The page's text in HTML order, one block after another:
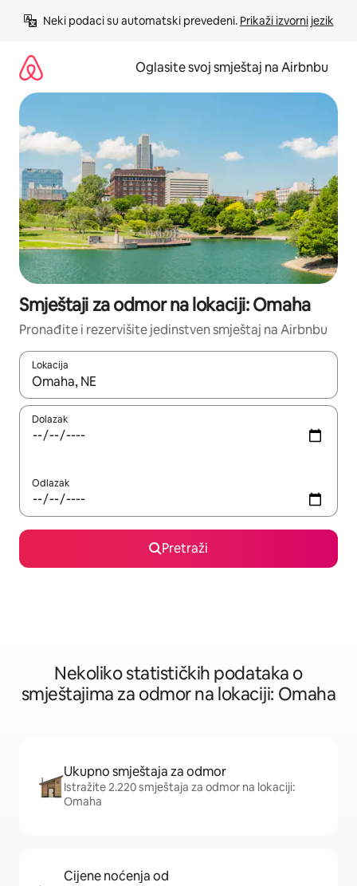
Neki podaci su automatski prevedeni. Prikaži izvorni jezik
Oglasite svoj smještaj na Airbnbu
Smještaji za odmor na lokaciji: Omaha
Pronađite i rezervišite jedinstven smještaj na Airbnbu
Lokacija
Kad rezultati budu dostupni, krećite se gore i dolje pomoću
Dolazak
Odlazak
Pretraži
Nekoliko statističkih podataka o
smještajima za odmor na lokaciji: Omaha
Ukupno smještaja za odmor
Istražite 2.220 smještaja za odmor na lokaciji:
Omaha
Cijene noćenja od